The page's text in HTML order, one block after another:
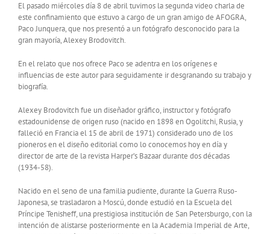
El pasado miércoles día 8 de abril tuvimos la segunda video charla de
este confinamiento que estuvo a cargo de un gran amigo de AFOGRA,
Paco Junquera, que nos presentó a un fotógrafo desconocido para la
gran mayoría, Alexey Brodovitch.
En el relato que nos ofrece Paco se adentra en los orígenes e
influencias de este autor para seguidamente ir desgranando su trabajo y
biografía.
Alexey Brodovitch fue un diseñador gráfico, instructor y fotógrafo
estadounidense de origen ruso (nacido en 1898 en Ogolitchi, Rusia, y
falleció en Francia el 15 de abril de 1971) considerado uno de los
pioneros en el diseño editorial como lo conocemos hoy en día y
director de arte de la revista Harper’s Bazaar durante dos décadas
(1934-58).
Nacido en el seno de una familia pudiente, durante la Guerra Ruso-
Japonesa, se trasladaron a Moscú, donde estudió en la Escuela del
Príncipe Tenisheff, una prestigiosa institución de San Petersburgo, con la
intención de alistarse posteriormente en la Academia Imperial de Arte,